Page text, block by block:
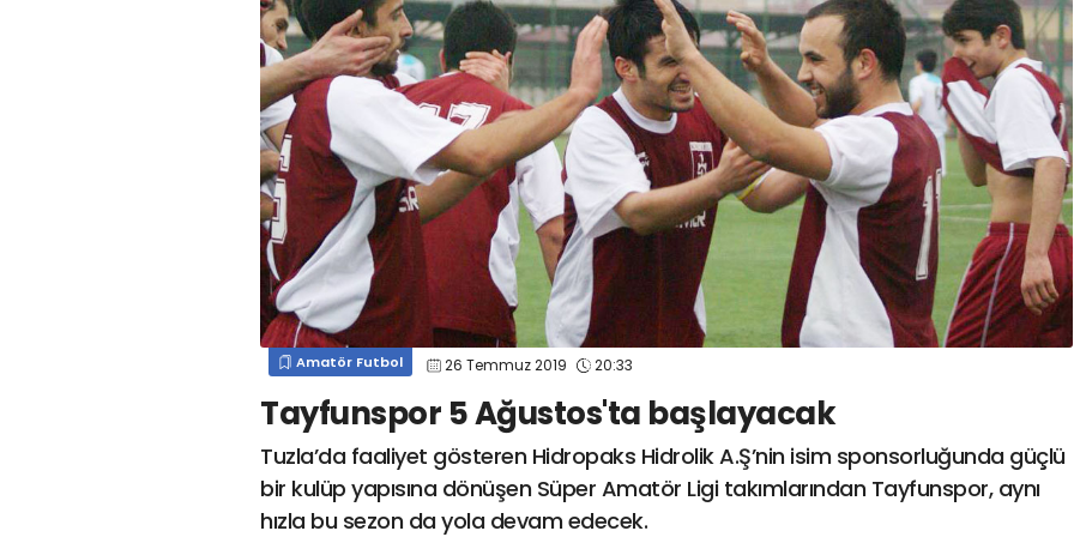
#kocaelispor #beykan şimşek
#
mert cengiz
#engin koyun
fırat
gülspor41
#kocaelispor #mert
cengiz
#erdem övüç #gençlerbirliği
#eleke #barış alıcı
#
metin diyadinspor41
erdem övüç
#
kocaelispor
beykan şimşek
spor41
#
spor41
#kocaelispor
Amatör Futbol 26 Temmuz 2019 20:33
Tayfunspor 5 Ağustos'ta başlayacak
Tuzla’da faaliyet gösteren Hidropaks Hidrolik A.Ş’nin isim sponsorluğunda güçlü
bir kulüp yapısına dönüşen Süper Amatör Ligi takımlarından Tayfunspor, aynı
hızla bu sezon da yola devam edecek.